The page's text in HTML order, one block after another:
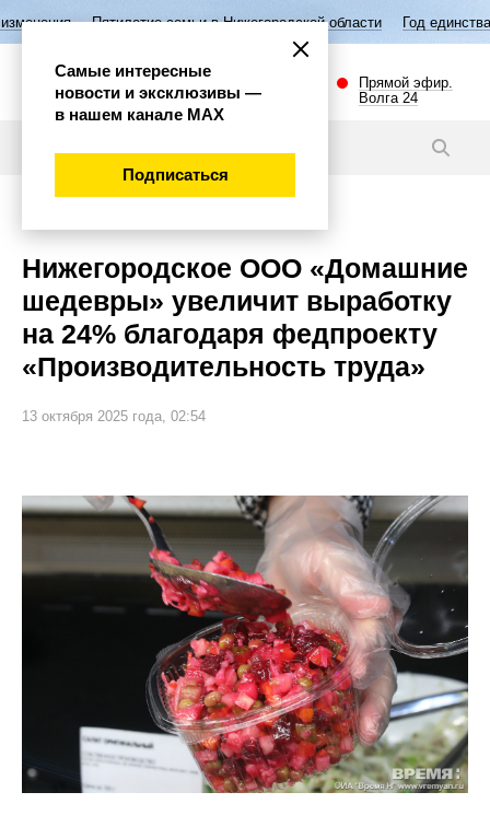
семьи в Нижегородской области Год единства народов России
Прямой эфир.
Волга 24
Нижегородское ООО «Домашние
шедевры» увеличит выработку
на 24% благодаря федпроекту
«Производительность труда»
13 октября 2025 года, 02:54
Самые интересные
новости и эксклюзивы —
в нашем канале МАХ
Подписаться